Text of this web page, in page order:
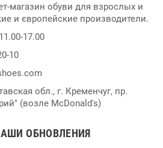
магазин обуви для взрослых и
и європейские производители.
17.00
10
обл., г. Кременчуг, пр.
(возле McDonald's)
ОБНОВЛЕНИЯ